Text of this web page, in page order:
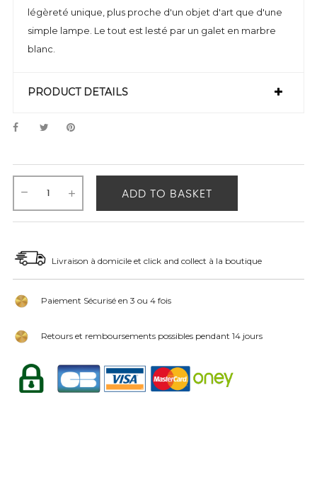
légèreté unique, plus proche d'un objet d'art que d'une
simple lampe. Le tout est lesté par un galet en marbre
blanc.
PRODUCT DETAILS
ADD TO BASKET
Livraison à domicile et click and collect à la boutique
Paiement Sécurisé en 3 ou 4 fois
Retours et remboursements possibles pendant 14 jours